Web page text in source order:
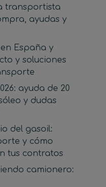
transportista
ayudas y
España y
y soluciones
ayuda de 20
y dudas
del gasoil:
y cómo
tus contratos
camionero: